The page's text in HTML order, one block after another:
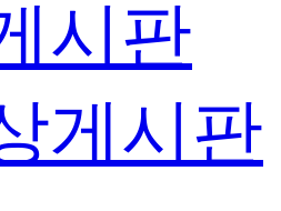
시판
게시판